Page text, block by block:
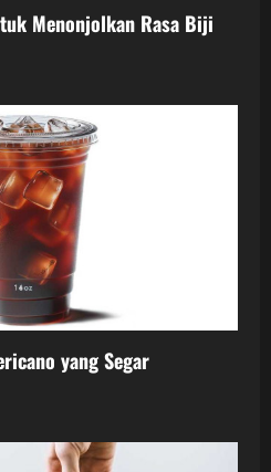
Menonjolkan Rasa Biji
yang Segar